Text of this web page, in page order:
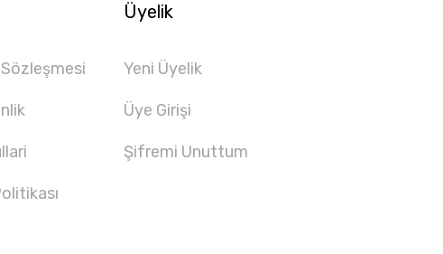
Üyelik
Yeni Üyelik
Üye Girişi
Şifremi Unuttum